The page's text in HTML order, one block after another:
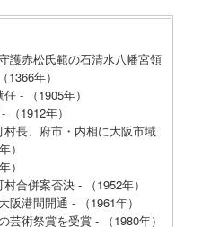
護赤松氏範の石清水八幡宮領
年）
- （1905年）
1912年）
長、府市・内相に大阪市域
）
）
合併案否決 - （1952年）
港間開通 - （1961年）
芸術祭賞を受賞 - （1980年）